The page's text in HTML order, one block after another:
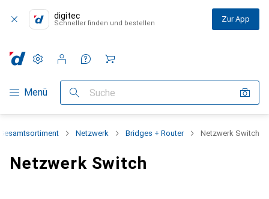
digitec
Schneller finden und bestellen Zur App
Navigation nach Kategorien
Menü Suche
Einstellungen
Kundenkonto
Vergleichslisten
Merklisten
Warenkorb
Netzwerk Bridges + Router Netzwerk Switch
Netzwerk Switch